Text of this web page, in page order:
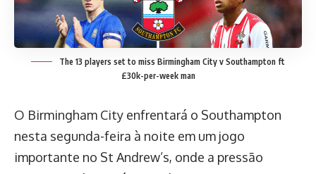
The 13 players set to miss Birmingham City v Southampton ft
£30k-per-week man
O Birmingham City enfrentará o Southampton
nesta segunda-feira à noite em um jogo
importante no St Andrew’s, onde a pressão